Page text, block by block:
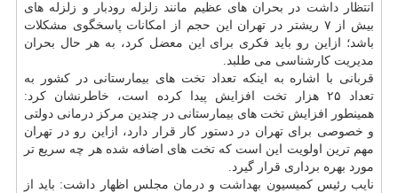
انتظار داشت در بحران های عظیم مانند زلزله رودبار و زلزله های
بیش از ۷ ریشتر در تهران این حجم از امكانات پاسخگوی مشكلات
باشد؛ ازاین رو باید فكری برای این معضل كرد، به هر حال بحران
مدیریت كارشناسی می طلبد.
قربانی با اشاره به اینكه تعداد تخت های بیمارستانی در كشور به
تعداد ۲۵ هزار تخت افزایش پیدا كرده است، خاطرنشان كرد:
همینطور افزایش تخت های بیمارستانی در چندین مركز درمانی دولتی
و خصوصی برای تهران در دستور كار قرار دارد، ازاین رو در تهران
مهم ترین اولویت این است كه تخت های اضافه شده هر چه سریع تر
مورد بهره برداری قرار گیرد.
نایب رئیس كمیسیون بهداشت و درمان مجلس اظهار داشت: باید از